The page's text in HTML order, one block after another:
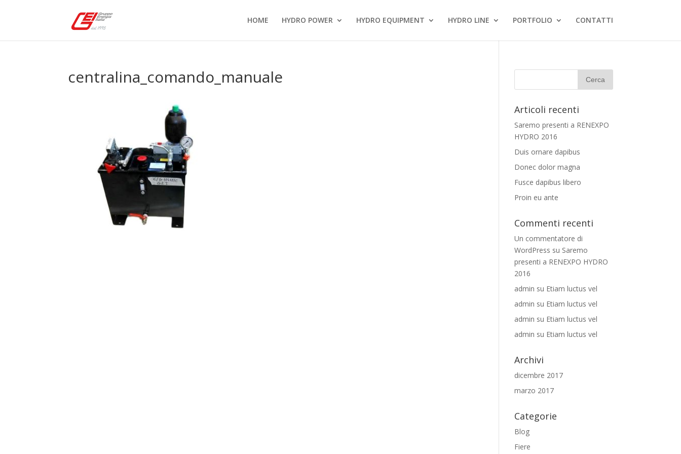
HOME HYDRO POWER HYDRO EQUIPMENT HYDRO LINE PORTFOLIO CONTATTI
centralina_comando_manuale
Articoli recenti
Saremo presenti a RENEXPO
HYDRO 2016
Duis ornare dapibus
Donec dolor magna
Fusce dapibus libero
Proin eu ante
Commenti recenti
Un commentatore di
WordPress su Saremo
presenti a RENEXPO HYDRO
2016
admin su Etiam luctus vel
admin su Etiam luctus vel
admin su Etiam luctus vel
admin su Etiam luctus vel
Archivi
dicembre 2017
marzo 2017
Categorie
Blog
Fiere